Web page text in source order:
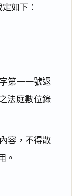
如下：
第一一號返
法庭數位錄
容，不得散
。